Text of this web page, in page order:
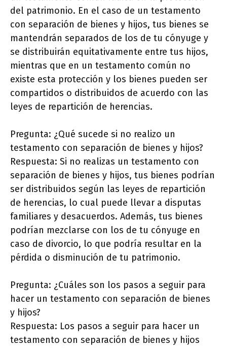
del patrimonio. En el caso de un testamento
con separación de bienes y hijos, tus bienes se
mantendrán separados de los de tu cónyuge y
se distribuirán equitativamente entre tus hijos,
mientras que en un testamento común no
existe esta protección y los bienes pueden ser
compartidos o distribuidos de acuerdo con las
leyes de repartición de herencias.
Pregunta: ¿Qué sucede si no realizo un
testamento con separación de bienes y hijos?
Respuesta: Si no realizas un testamento con
separación de bienes y hijos, tus bienes podrían
ser distribuidos según las leyes de repartición
de herencias, lo cual puede llevar a disputas
familiares y desacuerdos. Además, tus bienes
podrían mezclarse con los de tu cónyuge en
caso de divorcio, lo que podría resultar en la
pérdida o disminución de tu patrimonio.
Pregunta: ¿Cuáles son los pasos a seguir para
hacer un testamento con separación de bienes
y hijos?
Respuesta: Los pasos a seguir para hacer un
testamento con separación de bienes y hijos